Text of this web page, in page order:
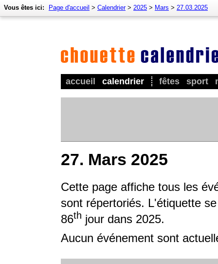
accueil calendrier fêtes sport
Vous êtes ici: Page d'accueil > Calendrier> 2025 > Mars > 27.03.2025
27. Mars 2025
Cette page affiche tous les
sont répertoriés. L'étiquette
86th jour dans 2025.
Aucun événement sont